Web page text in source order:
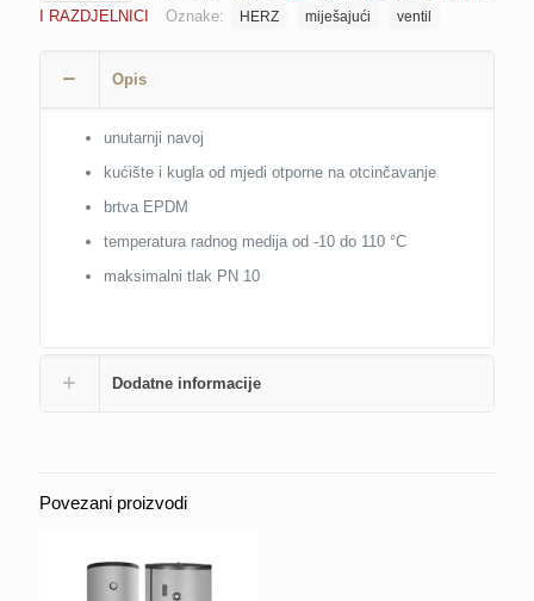
I RAZDJELNICI
Oznake: HERZ miješajući ventil
Opis
unutarnji navoj
kućište i kugla od mjedi otporne na otcinčavanje
brtva EPDM
temperatura radnog medija od -10 do 110 °C
maksimalni tlak PN 10
Dodatne informacije
Povezani proizvodi